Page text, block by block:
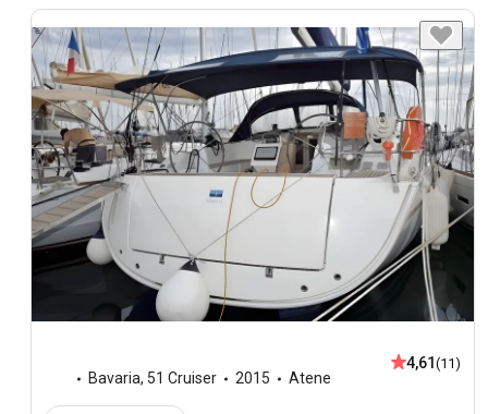
Bavaria, 51 Cruiser 2015 Atene
4,61 (11)